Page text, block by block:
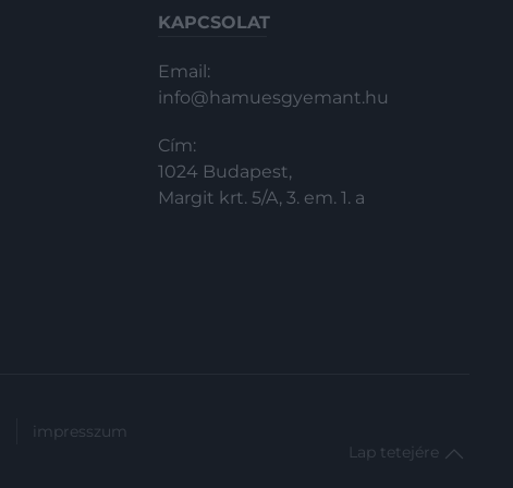
KAPCSOLAT
Email:
info@hamuesgyemant.hu
Cím:
1024 Budapest,
Margit krt. 5/A, 3. em. 1. a
impresszum
Lap tetejére